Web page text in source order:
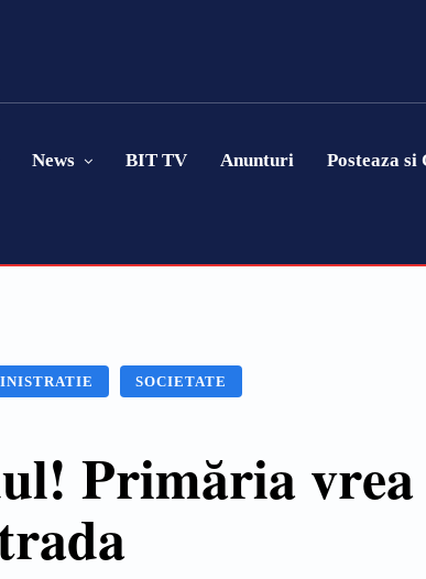
News BIT TV Anunturi Posteaza
SOCIETATE
Primăria vrea